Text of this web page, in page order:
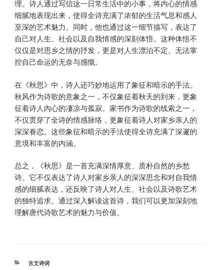
理。诗人通过写信这一日常生活中的小事，将内心的情感
细腻地表现出来，使得全诗充满了浓郁的生活气息和感人
至深的艺术魅力。同时，他也通过这一细节描写，表达了
自己对人生、社会以及自我情感的深刻体悟。这种体悟不
仅仅是对思乡之情的抒发，更是对人生漂泊不定、无法掌
控自己命运的无奈与感慨。
在《秋思》中，诗人还巧妙地运用了象征和暗示的手法。
秋风作为诗歌的意象之一，不仅象征着秋天的到来，更象
征着诗人内心的凄凉与孤寂。家书作为诗歌的线索之一，
不仅贯穿了全诗的情感脉络，更象征着诗人对家乡亲人的
深深眷恋。这些象征和暗示的手法使得全诗充满了深邃的
意境和丰富的内涵。
总之，《秋思》是一首充满深情厚意、质朴自然的乡愁
诗。它不仅表达了诗人对家乡亲人的深深思念和对自我情
感的细腻表达，还反映了诗人对人生、社会以及诗歌艺术
的独特追求。通过深入解读这首诗，我们可以更加深刻地
理解唐代诗歌艺术的魅力与价值。
分
古文诗词